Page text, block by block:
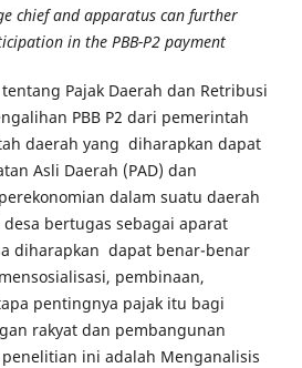
chief and apparatus can further
in the PBB-P2 payment
Pajak Daerah dan Retribusi
PBB P2 dari pemerintah
daerah yang diharapkan dapat
Asli Daerah (PAD) dan
dalam suatu daerah
bertugas sebagai aparat
diharapkan dapat benar-benar
pembinaan,
pentingnya pajak itu bagi
rakyat dan pembangunan
ini adalah Menganalisis